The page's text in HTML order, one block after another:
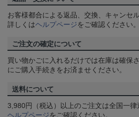
お客様都合による返品、交換、キャンセ
詳しくはヘルプページをご確認ください。
ご注文の確定について
買い物かごに入れるだけでは在庫は確保
にご購入手続きをお済ませください。
送料について
3,980円（税込）以上のご注文は全国一
ヘルプページをご確認ください。